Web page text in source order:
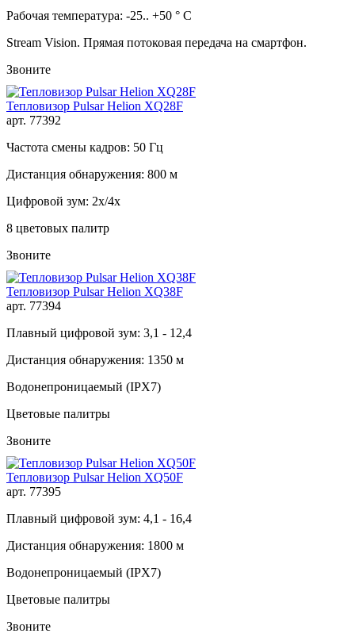
Рабочая температура: -25.. +50 ° C
Stream Vision. Прямая потоковая передача на смартфон.
Звоните
Тепловизор Pulsar Helion XQ28F
арт. 77392
Частота смены кадров: 50 Гц
Дистанция обнаружения: 800 м
Цифровой зум: 2x/4x
8 цветовых палитр
Звоните
Тепловизор Pulsar Helion XQ38F
арт. 77394
Плавный цифровой зум: 3,1 - 12,4
Дистанция обнаружения: 1350 м
Водонепроницаемый (IPX7)
Цветовые палитры
Звоните
Тепловизор Pulsar Helion XQ50F
арт. 77395
Плавный цифровой зум: 4,1 - 16,4
Дистанция обнаружения: 1800 м
Водонепроницаемый (IPX7)
Цветовые палитры
Звоните